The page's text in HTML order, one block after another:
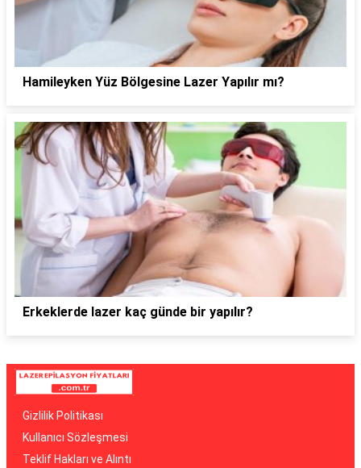
Hamileyken Yüz Bölgesine Lazer Yapılır mı?
Erkeklerde lazer kaç günde bir yapılır?
Gizlilik Politikası
Kullanıcı Sözleşmesi
Teklif Hakları ve Alıntı